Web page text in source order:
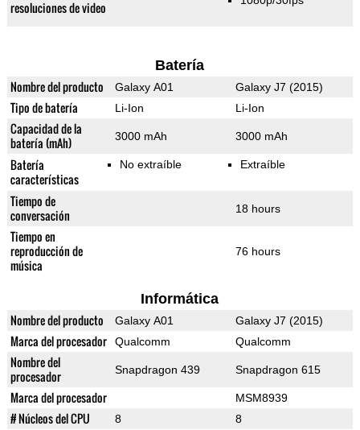
resoluciones de video
Batería
Nombre del producto Galaxy A01 Galaxy J7 (2015)
Tipo de batería Li-Ion Li-Ion
Capacidad de la
batería (mAh)
3000 mAh 3000 mAh
Batería
características
No extraíble Extraíble
Tiempo de
conversación
18 hours
Tiempo en
reproducción de
música
76 hours
Informática
Nombre del producto Galaxy A01 Galaxy J7 (2015)
Marca del procesador Qualcomm Qualcomm
Nombre del
procesador
Snapdragon 439 Snapdragon 615
Marca del procesador MSM8939
# Núcleos del CPU 8 8